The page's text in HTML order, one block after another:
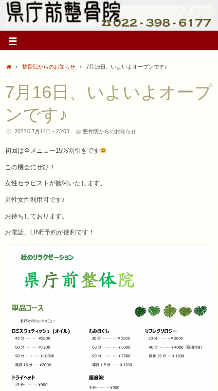
整骨院からのお知らせ 7月16日、いよいよオープンです♪
7月16日、いよいよオープ
ンです♪
2022年7月14日 - 23:03 整骨院からのお知らせ
初回は全メニュー15%割引きです
この機会にぜひ！
女性セラピストが施術いたします。
男性女性利用可です♪
お待ちしております。
お電話、LINE予約が便利です！